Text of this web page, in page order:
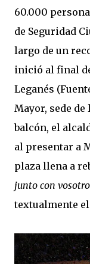
60.000
de Seguridad
largo de un
inició al final
Leganés
Mayor, sede de
balcón, el
al presentar a
plaza llena a
junto con
textualmente